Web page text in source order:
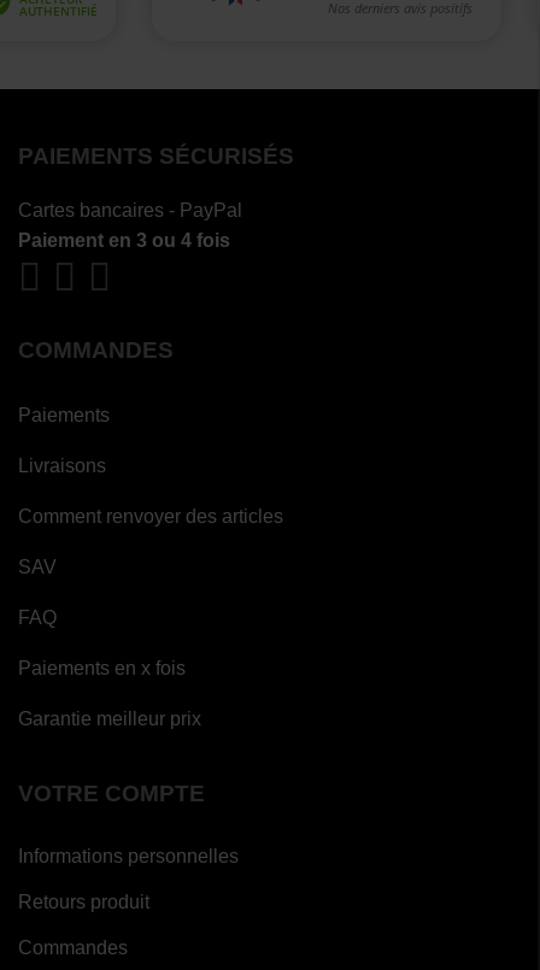
PAIEMENTS SÉCURISÉS
Cartes bancaires - PayPal
Paiement en 3 ou 4 fois
COMMANDES
Paiements
Livraisons
Comment renvoyer des articles
SAV
FAQ
Paiements en x fois
Garantie meilleur prix
VOTRE COMPTE
Informations personnelles
Retours produit
Commandes